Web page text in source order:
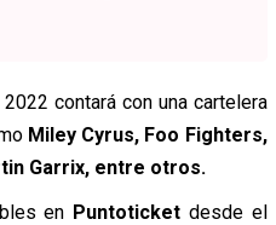
contará con una cartelera
Miley Cyrus, Foo Fighters,
Garrix, entre otros.
en Puntoticket desde el